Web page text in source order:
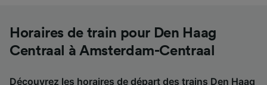
Horaires de train pour Den Haag
Centraal à Amsterdam-Centraal
Découvrez les horaires de départ des trains Den Haag